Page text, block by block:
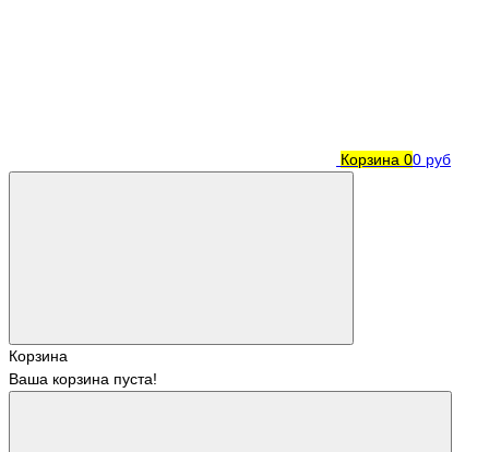
Корзина 00 руб
Корзина
Ваша корзина пуста!